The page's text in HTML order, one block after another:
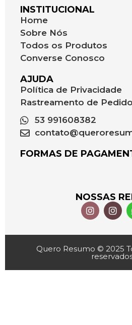
INSTITUCIONAL
Home
Sobre Nós
Todos os Produtos
Converse Conosco
AJUDA
Política de Privacidade
Rastreamento de
53 991608382
FORMAS DE
NOSSAS
Quero Resumo © 2025